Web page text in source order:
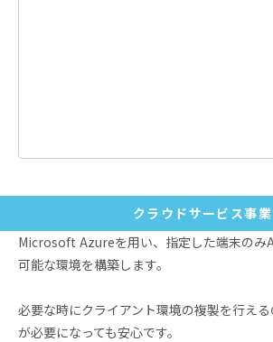
クラウドサービス事業
Microsoft Azureを⽤い、指定した端末のみ
可能な環境を構築します。
必要な時にクライアント環境の複製を⾏え
が必要になっても安⼼です。